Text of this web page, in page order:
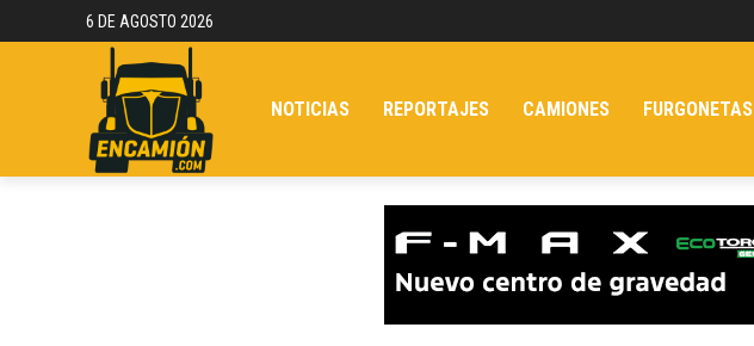
6 DE AGOSTO 2026
NOTICIAS REPORTAJES CAMIONES FURGONETAS